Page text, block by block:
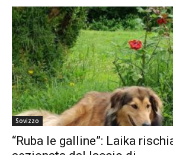
Sovizzo
“Ruba le galline”: Laika